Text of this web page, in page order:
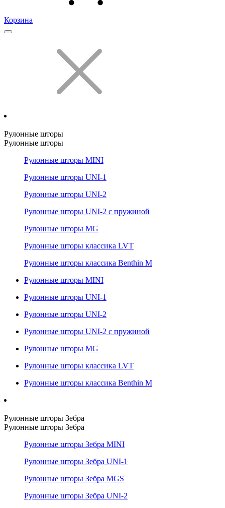
Корзина
Рулонные шторы
Рулонные шторы
Рулонные шторы MINI
Рулонные шторы UNI-1
Рулонные шторы UNI-2
Рулонные шторы UNI-2 с пружиной
Рулонные шторы MG
Рулонные шторы классика LVT
Рулонные шторы классика Benthin M
Рулонные шторы MINI
Рулонные шторы UNI-1
Рулонные шторы UNI-2
Рулонные шторы UNI-2 с пружиной
Рулонные шторы MG
Рулонные шторы классика LVT
Рулонные шторы классика Benthin M
Рулонные шторы Зебра
Рулонные шторы Зебра
Рулонные шторы Зебра MINI
Рулонные шторы Зебра UNI-1
Рулонные шторы Зебра MGS
Рулонные шторы Зебра UNI-2